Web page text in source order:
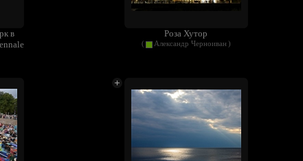
в
Роза Хутор
( Александр Черноиван )